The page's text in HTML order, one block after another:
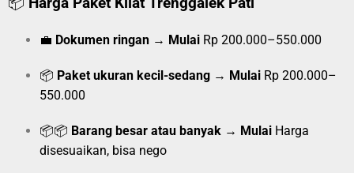
📦 Harga Paket Kilat Trenggalek Pati
💼 Dokumen ringan → Mulai Rp 200.000–550.000
📦 Paket ukuran kecil-sedang → Mulai Rp 200.000–
550.000
📦📦 Barang besar atau banyak → Mulai Harga
disesuaikan, bisa nego